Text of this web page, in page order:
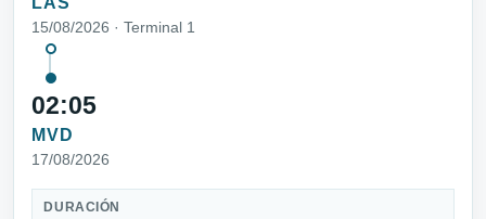
15/08/2026 · Terminal 1
02:05
MVD
17/08/2026
DURACIÓN